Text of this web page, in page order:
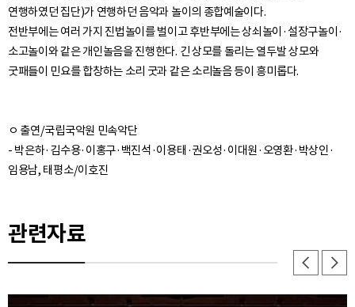
연행하였던 집단)가 연행하던 음악과 놀이의 종합예술이다.
전반부에는 여러 가지 진법놀이를 벌이고 후반부에는 상쇠놀이·설장구놀이·
소고놀이와 같은 개인놀음을 진행한다. 긴 상모를 돌리는 열두발 상모와
ㅇ 출연/국립국악원 민속악단
- 박은하·김수용·이홍구·백진석·이용태·권오성·이대원·오영환·박상인·
관련자료